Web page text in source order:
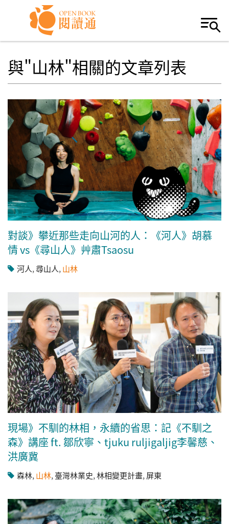
Skip to navigation
移至主內容
與"山林"相關的文章列表
對談》攀近那些走向山河的人：《河人》胡慕
情 vs《尋山人》艸肅Tsaosu
河人,尋山人, 山林
現場》不馴的林相，永續的省思：記《不馴之
森》講座 ft. 鄒欣寧、tjuku ruljigaljig李馨慈、
洪廣冀
森林,山林,臺灣林業史,林相變更計畫,屏東